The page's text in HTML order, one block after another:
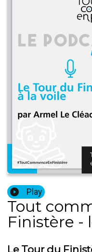
Play
Tout
Finistère -
Le Tour du